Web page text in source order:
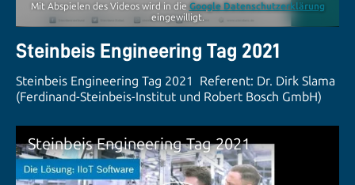
Mit Abspielen des Videos wird in die Google Datenschutzerklärung
eingewilligt.
Steinbeis Engineering Tag 2021
Steinbeis Engineering Tag 2021 Referent: Dr. Dirk Slama
(Ferdinand-Steinbeis-Institut und Robert Bosch GmbH)
Steinbeis Engineering Tag 2021